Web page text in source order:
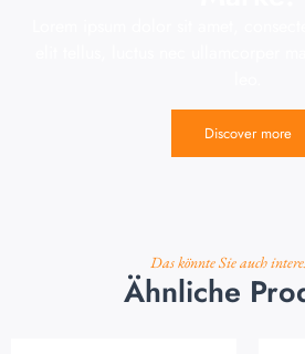
Discover more
Das könnte Sie auch
Ähnliche